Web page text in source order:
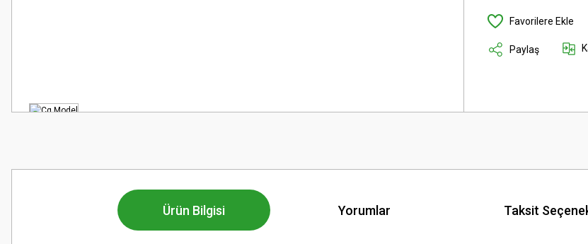
Paylaş
Ürün Bilgisi Yorumlar Taksit